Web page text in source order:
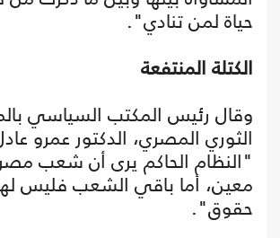
حياة لمن تنادي".
الكتلة المنتفعة
وقال رئيس المكتب السياسي
الثوري المصري، الدكتور عمرو
"النظام الحاكم يرى أن شعب
معين، أما باقي الشعب فليس
حقوق".